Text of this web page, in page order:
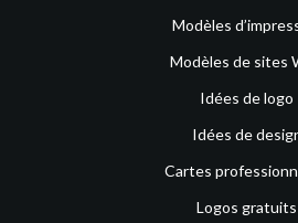
Modèles
Modèles de sites
Idées de logo
Idées de
Cartes
Logos gratuits